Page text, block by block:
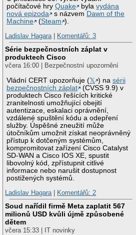
počítačové hryQuake bylavydána
nová epizoda
s názvem Dawn of the
Machine
(Steam ).
Ladislav Hagara| Komentářů: 3
Série bezpečnostních záplat v
produktech Cisco
včera 16:00 | Bezpečnostní upozornění
Vládní CERT upozorňuje (𝕏 ) nasérii
bezpečnostních záplat
(CVSS 9.9) v
produktech Cisco řešících kritické
zranitelnosti umožňující obejití
autentizace, eskalaci oprávnění,
vzdálené spuštění kódu a odepření
služby. Úspěšné zneužití může
útočníkům umožnit získat neoprávněný
přístup k dotčeným systémům,
kompromitovat zařízení Cisco Catalyst
SD-WAN a Cisco IOS XE, spustit
libovolný kód, zpřístupnit citlivé
informace nebo narušit dostupnost
postižených systémů.
Ladislav Hagara| Komentářů: 2
Soud nařídil firmě Meta zaplatit 567
milionů USD kvůli újmě způsobené
dětem
včera 15:33 | IT novinky